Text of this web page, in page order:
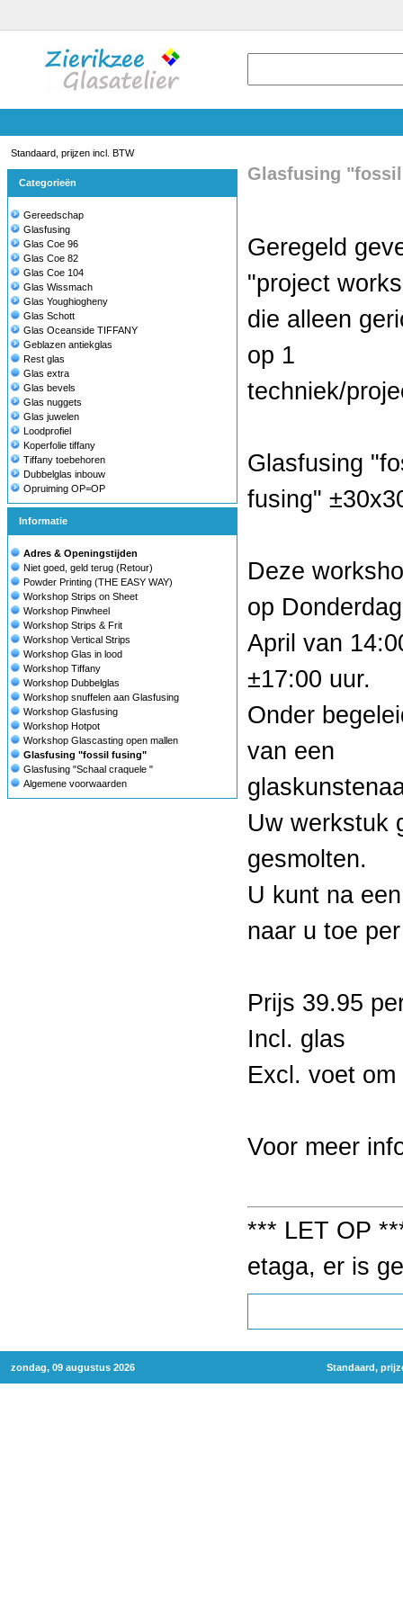
Standaard, prijzen incl. BTW
Categorieën
Gereedschap
Glasfusing
Glas Coe 96
Glas Coe 82
Glas Coe 104
Glas Wissmach
Glas Youghiogheny
Glas Schott
Glas Oceanside TIFFANY
Geblazen antiekglas
Rest glas
Glas extra
Glas bevels
Glas nuggets
Glas juwelen
Loodprofiel
Koperfolie tiffany
Tiffany toebehoren
Dubbelglas inbouw
Opruiming OP=OP
Informatie
Adres & Openingstijden
Niet goed, geld terug (Retour)
Powder Printing (THE EASY WAY)
Workshop Strips on Sheet
Workshop Pinwheel
Workshop Strips & Frit
Workshop Vertical Strips
Workshop Glas in lood
Workshop Tiffany
Workshop Dubbelglas
Workshop snuffelen aan Glasfusing
Workshop Glasfusing
Workshop Hotpot
Workshop Glascasting open mallen
Glasfusing "fossil fusing"
Glasfusing "Schaal craquele "
Algemene voorwaarden
Glasfusing
Geregeld
"project
die alleen
op 1
techniek/
Glasfusing
fusing"
Deze
op
April van
±17:00 uur.
Onder
van een
Uw werkstuk
gesmolten.
U kunt na
naar u toe
Prijs 39.95
Incl. glas
Excl. voet
Voor meer
*** LET OP
etaga, er is
zondag, 09 augustus 2026 Standaard,